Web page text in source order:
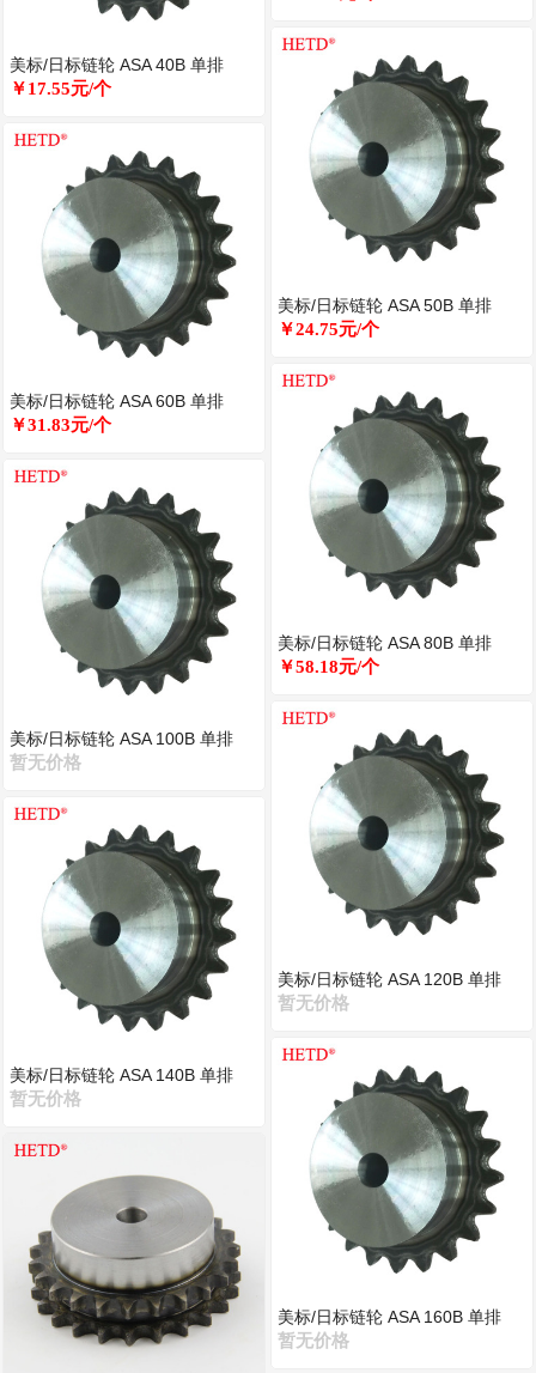
美标/日标链轮 ASA 40B 单排
￥17.55元/个
美标/日标链轮 ASA 60B 单排
￥31.83元/个
美标/日标链轮 ASA 100B 单排
暂无价格
美标/日标链轮 ASA 140B 单排
暂无价格
美标/日标链轮 ASA 50B 单排
￥24.75元/个
美标/日标链轮 ASA 80B 单排
￥58.18元/个
美标/日标链轮 ASA 120B 单排
暂无价格
美标/日标链轮 ASA 160B 单排
暂无价格